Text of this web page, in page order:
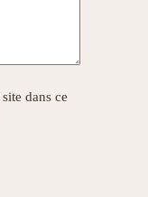
dans ce